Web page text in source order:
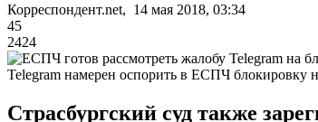
Корреспондент.net, 14 мая 2018, 03:34
45
2424
Telegram намерен оспорить в ЕСПЧ блокировку
Страсбургский суд также